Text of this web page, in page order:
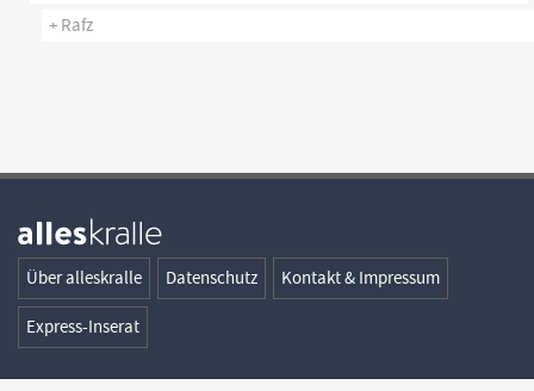
+ Rafz
Über alleskralle Datenschutz Kontakt & Impressum
Express-Inserat